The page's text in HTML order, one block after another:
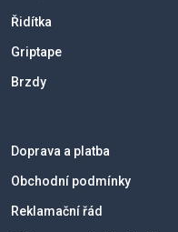
Řidítka
Griptape
Brzdy
Doprava a platba
Obchodní podmínky
Reklamační řád